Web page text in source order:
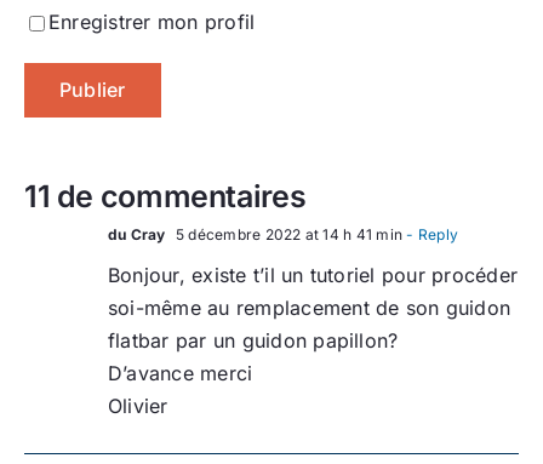
11 de commentaires
du Cray 5 décembre 2022 at 14 h 41 min - Reply
Bonjour, existe t’il un tutoriel pour procéder
soi-même au remplacement de son guidon
flatbar par un guidon papillon?
D’avance merci
Olivier
Enregistrer mon profil